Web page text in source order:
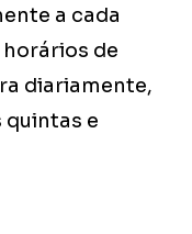
a cada
de
diariamente,
e